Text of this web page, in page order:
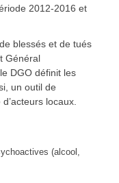
2012-2016 et
blessés et de tués
Général
DGO définit les
un outil de
locaux.
(alcool,